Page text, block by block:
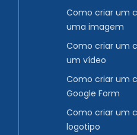
Como criar um
uma imagem
Como criar um
um vídeo
Como criar um
Google Form
Como criar um
logotipo